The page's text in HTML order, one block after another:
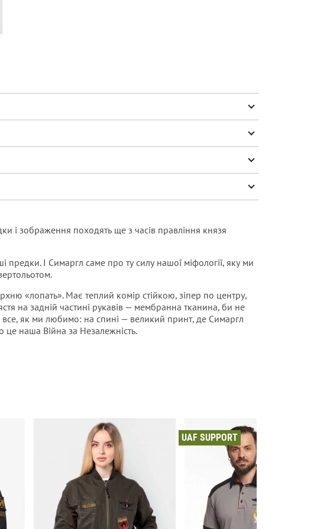
і зображення походять ще з часів правління князя
предки. І Симаргл саме про ту силу нашої міфології, яку ми
«лопать». Має теплий комір стійкою, зіпер по центру,
на задній частині рукавів — мембранна тканина, би не
як ми любимо: на спині — великий принт, де Симаргл
наша Війна за Незалежність.
UAF SUPPORT